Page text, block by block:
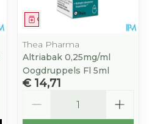
Geneesmiddel
Thea Pharma
Altriabak 0,25mg/ml
Oogdruppels Fl 5ml
€ 14,71